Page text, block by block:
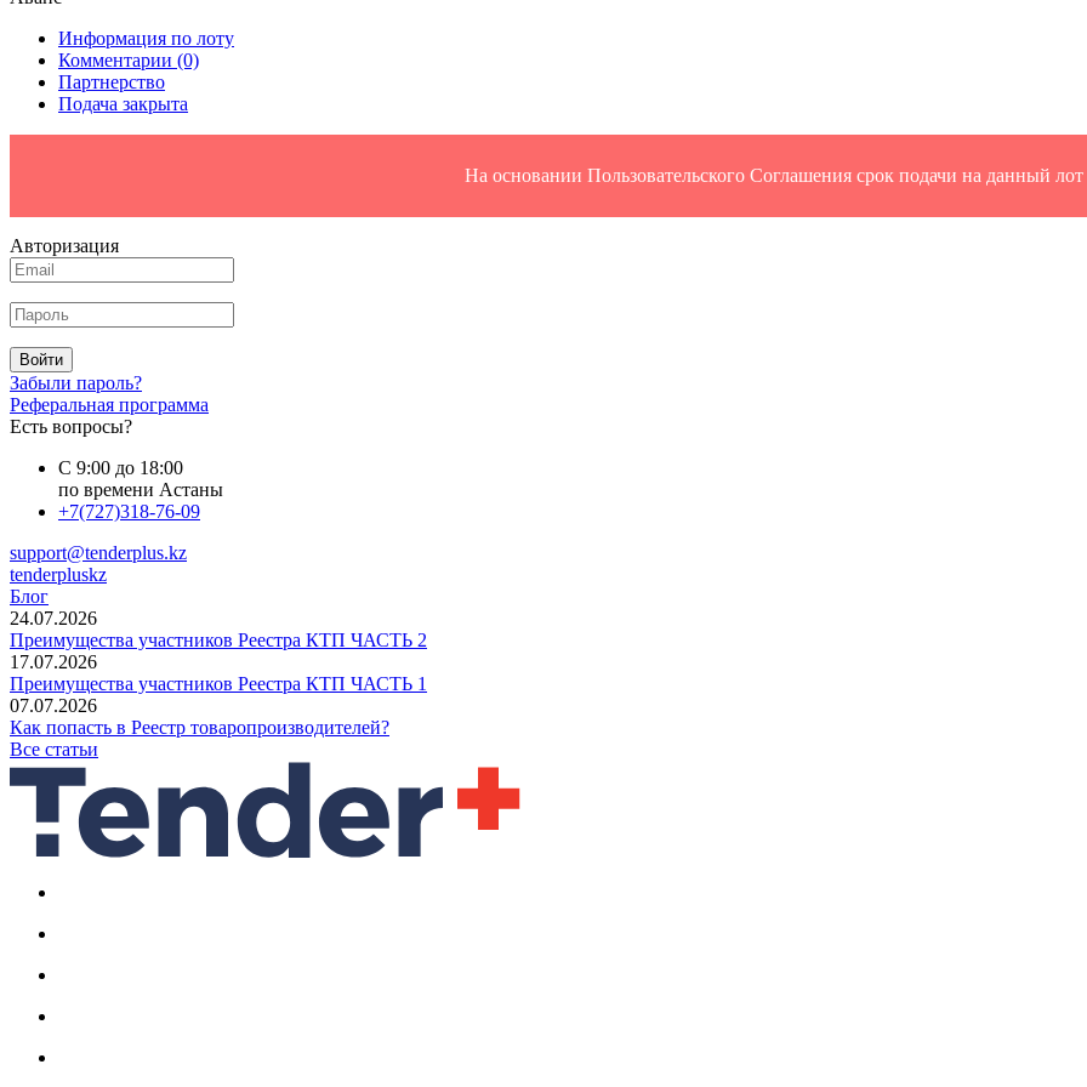
Информация по лоту
Комментарии (0)
Партнерство
Подача закрыта
На основании Пользовательского Соглашения срок подачи на данный лот
Авторизация
Войти
Забыли пароль?
Реферальная программа
Есть вопросы?
С 9:00 до 18:00
по времени Астаны
+7(727)318-76-09
support@tenderplus.kz
tenderpluskz
Блог
24.07.2026
Преимущества участников Реестра КТП ЧАСТЬ 2
17.07.2026
Преимущества участников Реестра КТП ЧАСТЬ 1
07.07.2026
Как попасть в Реестр товаропроизводителей?
Все статьи